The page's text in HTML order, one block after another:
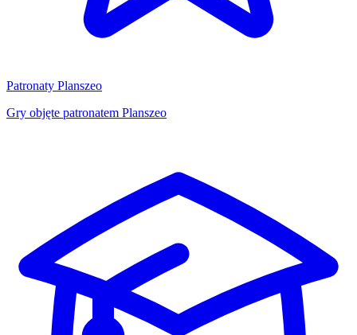
Patronaty Planszeo
Gry objęte patronatem Planszeo